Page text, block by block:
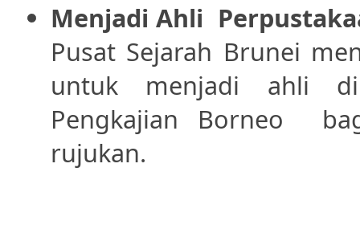
Menjadi Ahli
Pusat Sejarah Brunei
untuk menjadi ahli di
Pengkajian Borneo
rujukan.